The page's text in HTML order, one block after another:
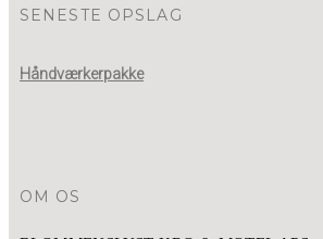
SENESTE OPSLAG
Håndværkerpakke
OM OS